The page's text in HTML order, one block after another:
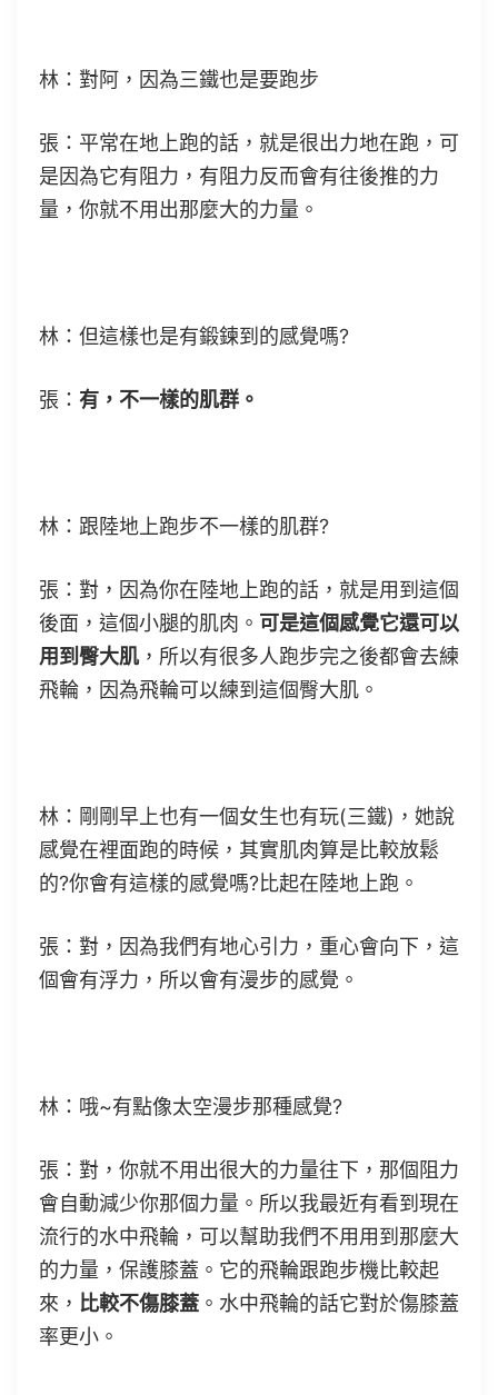
林：對阿，因為三鐵也是要跑步
張：平常在地上跑的話，就是很出力地在跑，可
是因為它有阻力，有阻力反而會有往後推的力
量，你就不用出那麼大的力量。
林：但這樣也是有鍛鍊到的感覺嗎?
張： 有，不一樣的肌群。
林：跟陸地上跑步不一樣的肌群?
張：對，因為你在陸地上跑的話，就是用到這個
後面，這個小腿的肌肉。 可是這個感覺它還可以
用到臀大肌 ，所以有很多人跑步完之後都會去練
飛輪，因為飛輪可以練到這個臀大肌。
林：剛剛早上也有一個女生也有玩(三鐵)，她說
感覺在裡面跑的時候，其實肌肉算是比較放鬆
的?你會有這樣的感覺嗎?比起在陸地上跑。
張：對，因為我們有地心引力，重心會向下，這
個會有浮力，所以會有漫步的感覺。
林：哦~有點像太空漫步那種感覺?
張：對，你就不用出很大的力量往下，那個阻力
會自動減少你那個力量。所以我最近有看到現在
流行的水中飛輪，可以幫助我們不用用到那麼大
的力量，保護膝蓋。它的飛輪跟跑步機比較起
來， 比較不傷膝蓋 。水中飛輪的話它對於傷膝蓋
率更小。